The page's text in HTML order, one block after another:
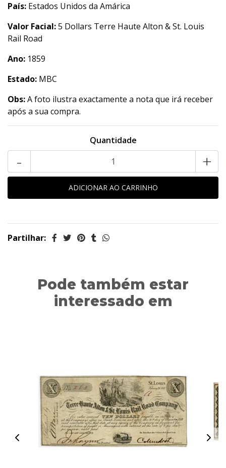
País: Estados Unidos da Amárica
Valor Facial:5 Dollars Terre Haute Alton & St. Louis
Rail Road
Ano: 1859
Estado: MBC
Obs:A foto ilustra exactamente a nota que irá receber
após a sua compra.
Quantidade
- +
Partilhar:
Pode também estar
interessado em